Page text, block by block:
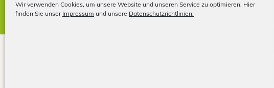
Wir verwenden Cookies, um unsere Website und unseren Service zu optimieren. Hier
finden Sie unser Impressum und unsere Datenschutzrichtlinien.
Impressum